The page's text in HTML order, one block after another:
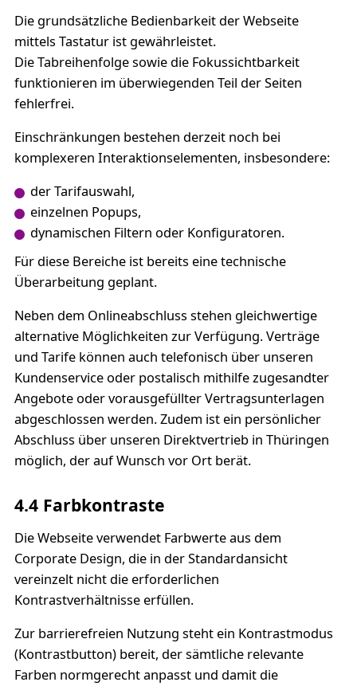
Die grundsätzliche Bedienbarkeit der Webseite
mittels Tastatur ist gewährleistet.
Die Tabreihenfolge sowie die Fokussichtbarkeit
funktionieren im überwiegenden Teil der Seiten
fehlerfrei.
Einschränkungen bestehen derzeit noch bei
komplexeren Interaktionselementen, insbesondere:
der Tarifauswahl,
einzelnen Popups,
dynamischen Filtern oder Konfiguratoren.
Für diese Bereiche ist bereits eine technische
Überarbeitung geplant.
Neben dem Onlineabschluss stehen gleichwertige
alternative Möglichkeiten zur Verfügung. Verträge
und Tarife können auch telefonisch über unseren
Kundenservice oder postalisch mithilfe zugesandter
Angebote oder vorausgefüllter Vertragsunterlagen
abgeschlossen werden. Zudem ist ein persönlicher
Abschluss über unseren Direktvertrieb in Thüringen
möglich, der auf Wunsch vor Ort berät.
4.4 Farbkontraste
Die Webseite verwendet Farbwerte aus dem
Corporate Design, die in der Standardansicht
vereinzelt nicht die erforderlichen
Kontrastverhältnisse erfüllen.
Zur barrierefreien Nutzung steht ein Kontrastmodus
(Kontrastbutton) bereit, der sämtliche relevante
Farben normgerecht anpasst und damit die